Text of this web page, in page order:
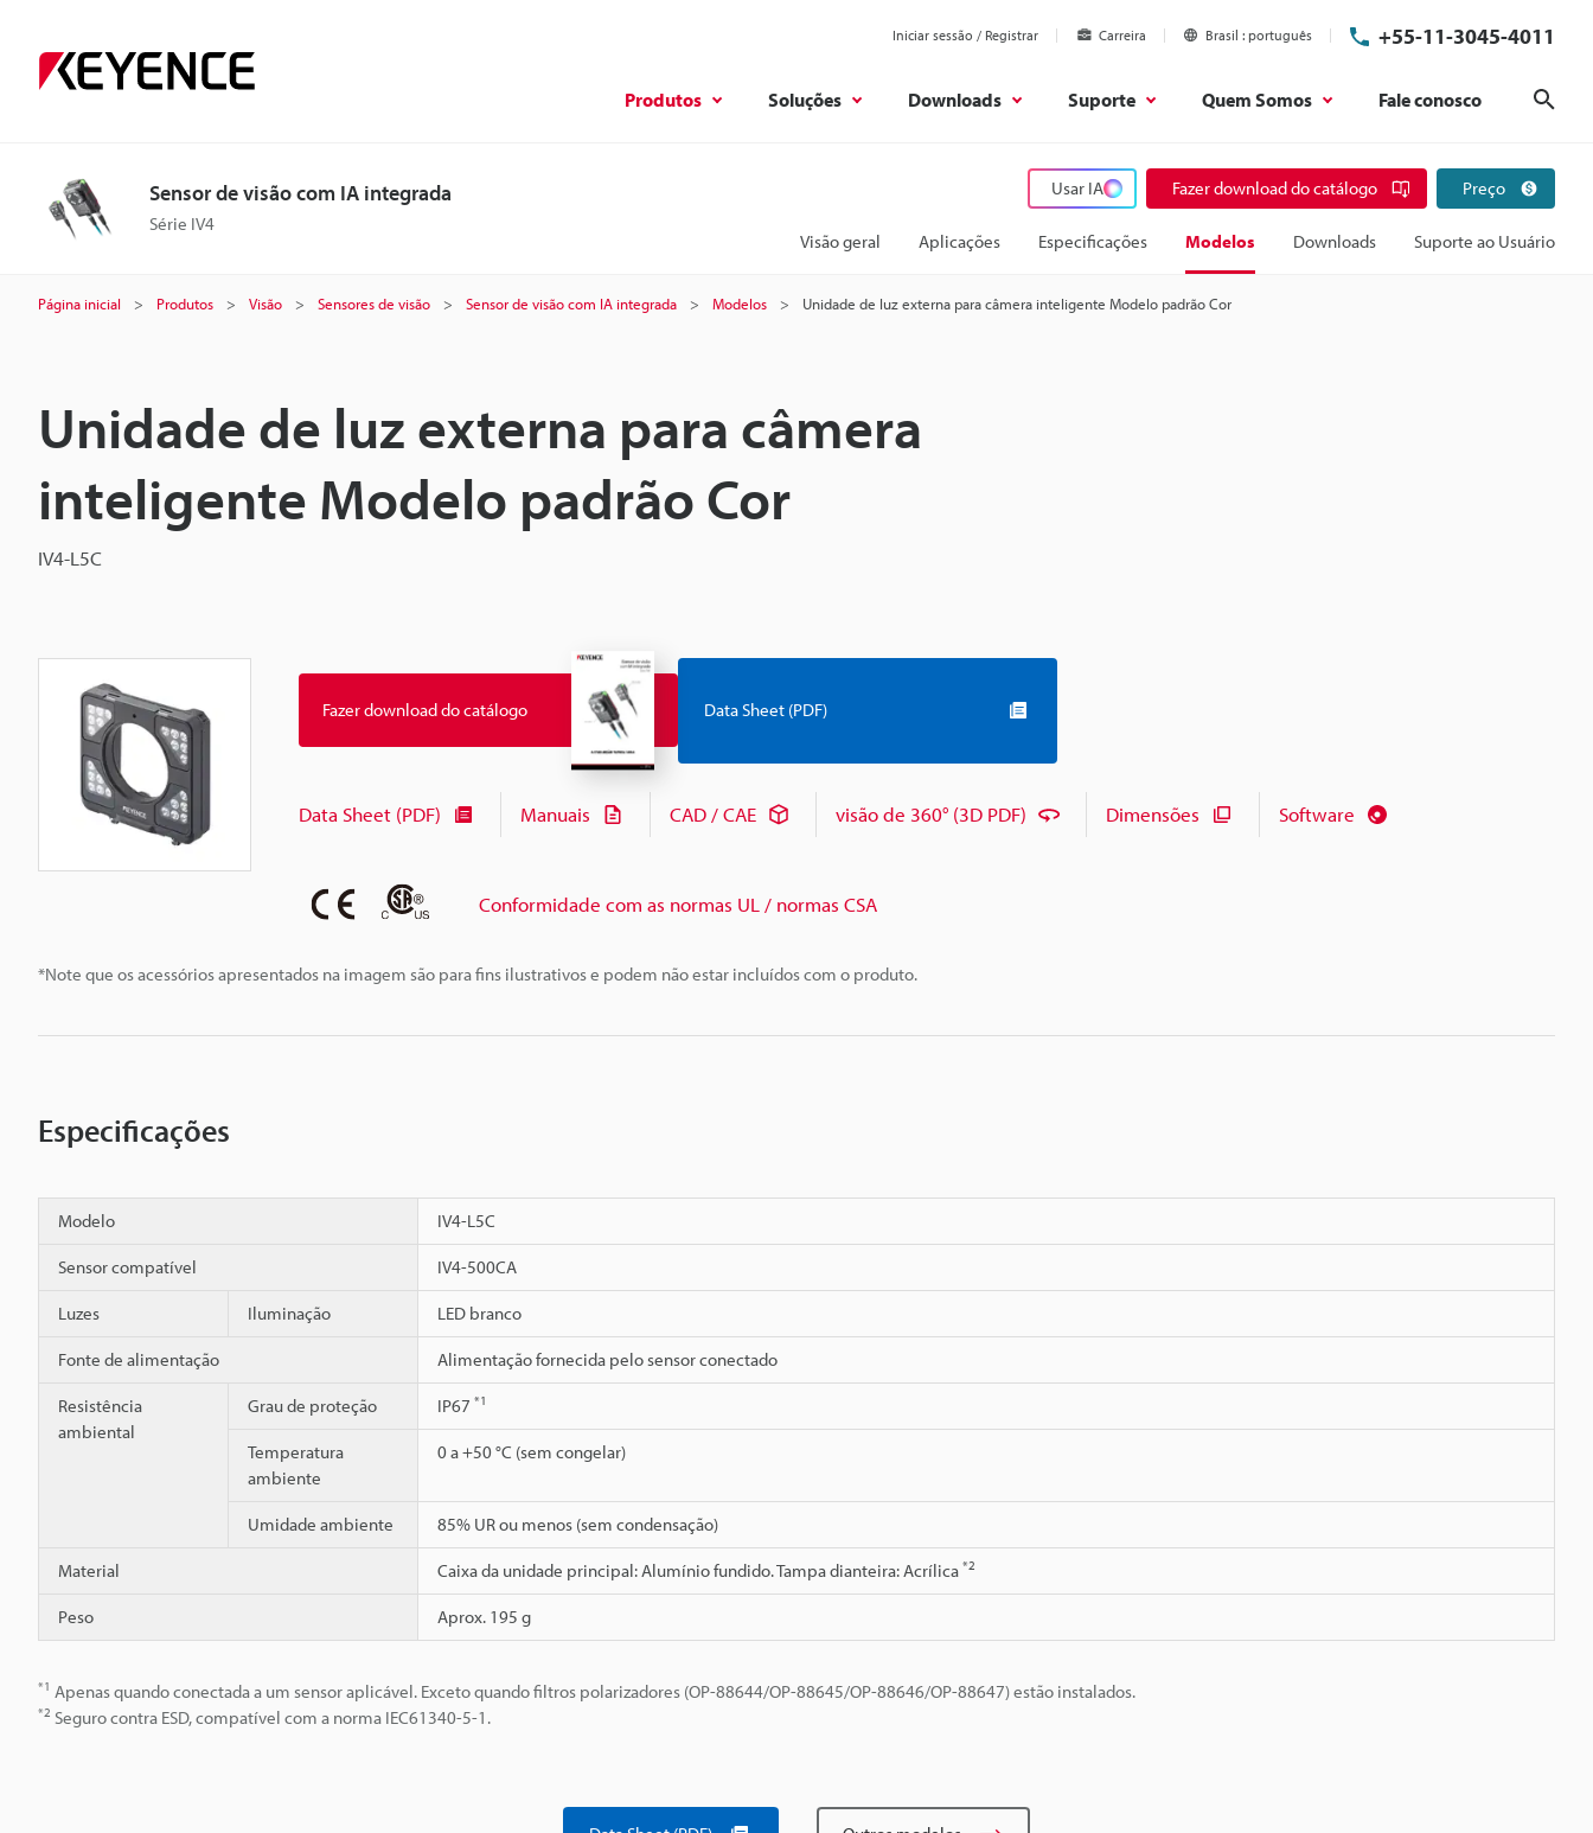
Iniciar sessão / Registrar Carreira Brasil português +55-11-3045-4011
Produtos Soluções Downloads Suporte Quem Somos Fale conosco
Sensor de visão com IA integrada
Série IV4
Usar IA Fazer download do catálogo Preço
Visão geral Aplicações Especificações Modelos Downloads Suporte ao Usuário
Página inicial Produtos Visão Sensores de visão Sensor de visão com IA integrada Modelos Unidade de luz externa para câmera inteligente Modelo padrão Cor
Unidade de luz externa para câmera
inteligente Modelo padrão Cor
IV4-L5C
*Note que os acessórios apresentados na imagem são para fins ilustrativos e podem não estar incluídos com o produto.
Fazer download do catálogo Data Sheet (PDF)
Data Sheet (PDF) Manuais CAD / CAE visão de 360° (3D PDF) Dimensões Software
Conformidade com as normas UL / normas CSA
Especificações
Modelo IV4-L5C
Sensor compatível IV4-500CA
Luzes Iluminação LED branco
Fonte de alimentação Alimentação fornecida pelo sensor conectado
Resistência
ambiental
Grau de proteção IP67 *1
Temperatura
ambiente
0 a +50 °C (sem congelar)
Umidade ambiente 85% UR ou menos (sem condensação)
Material Caixa da unidade principal: Alumínio fundido. Tampa dianteira: Acrílica *2
Peso Aprox. 195 g
*1 Apenas quando conectada a um sensor aplicável. Exceto quando filtros polarizadores (OP-88644/OP-88645/OP-88646/OP-88647) estão instalados.
*2 Seguro contra ESD, compatível com a norma IEC61340-5-1.